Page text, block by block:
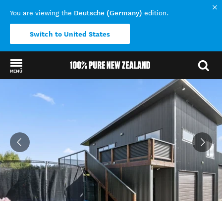
You are viewing the Deutsche (Germany) edition.
Switch to United States
MENÜ
Back to my results